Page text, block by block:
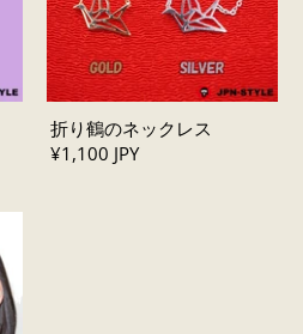
折り鶴のネックレス
¥1,100 JPY